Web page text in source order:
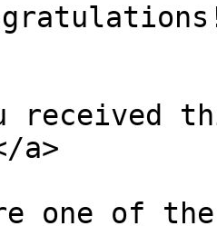
received
a>
one of the